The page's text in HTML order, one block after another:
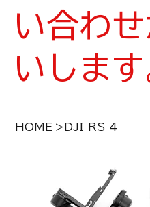
い合わ
いします
HOME > DJI RS 4